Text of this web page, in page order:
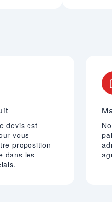
devis est
vous
proposition
dans les